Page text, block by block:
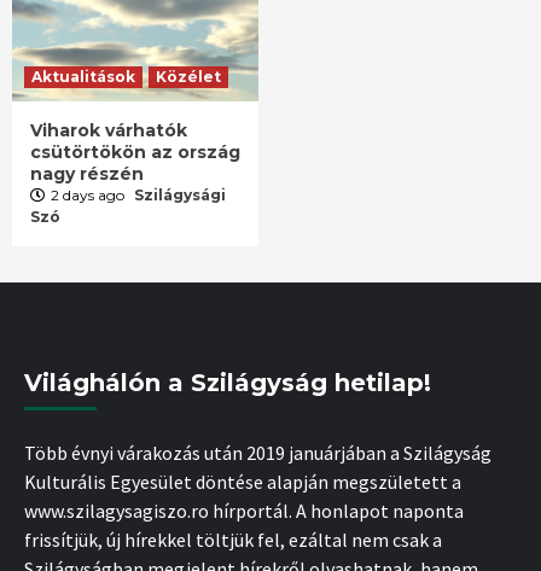
Aktualitások Közélet
Viharok várhatók
csütörtökön az ország
nagy részén
2 days ago Szilágysági
Szó
Világhálón a Szilágyság hetilap!
Több évnyi várakozás után 2019 januárjában a Szilágyság
Kulturális Egyesület döntése alapján megszületett a
www.szilagysagiszo.ro hírportál. A honlapot naponta
frissítjük, új hírekkel töltjük fel, ezáltal nem csak a